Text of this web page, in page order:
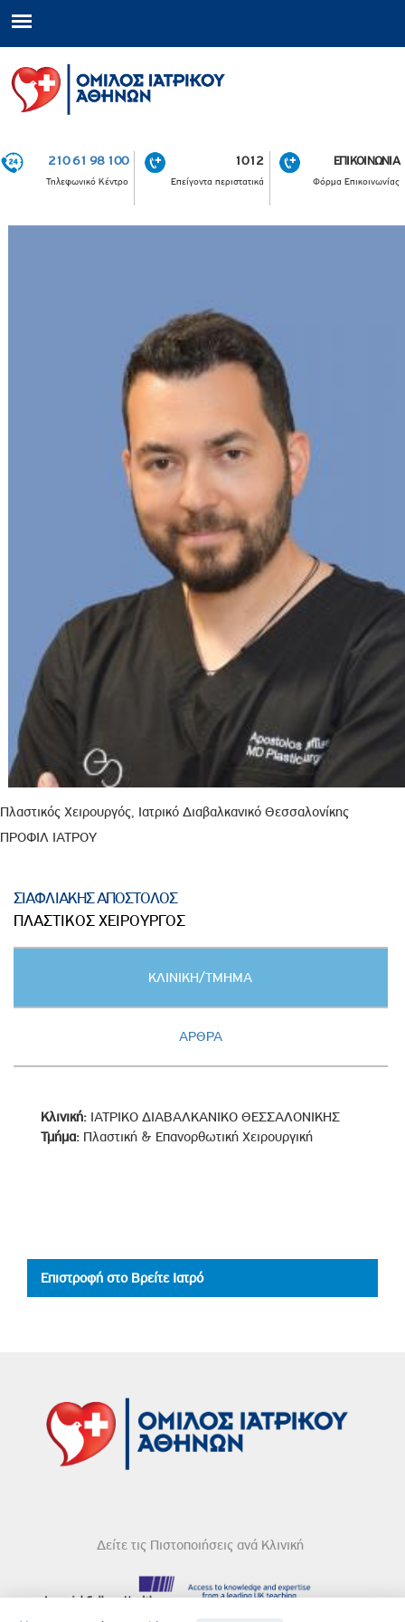
210 61 98 100
Τηλεφωνικό Κέντρο
1012
Επείγοντα περιστατικά
ΕΠΙΚΟΙΝΩΝΙΑ
Φόρμα Επικοινωνίας
Πλαστικός Χειρουργός, Ιατρικό Διαβαλκανικό Θεσσαλονίκης
ΠΡΟΦΙΛ ΙΑΤΡΟΥ
ΣΙΑΦΛΙΑΚΗΣ ΑΠΟΣΤΟΛΟΣ
ΠΛΑΣΤΙΚΟΣ ΧΕΙΡΟΥΡΓΟΣ
ΚΛΙΝΙΚΗ/ΤΜΗΜΑ
ΑΡΘΡΑ
Κλινική: ΙΑΤΡΙΚΟ ΔΙΑΒΑΛΚΑΝΙΚΟ ΘΕΣΣΑΛΟΝΙΚΗΣ
Τμήμα: Πλαστική & Επανορθωτική Χειρουργική
Επιστροφή στο Βρείτε Ιατρό
Δείτε τις Πιστοποιήσεις ανά Κλινική